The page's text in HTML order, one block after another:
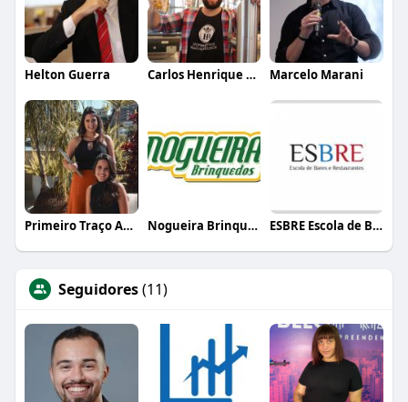
Helton Guerra Carlos Henrique de Faria Vasconcelos Marcelo Marani
Primeiro Traço Arquitetura Nogueira Brinquedos ESBRE Escola de Bares e Restaurantes
Seguidores(11)